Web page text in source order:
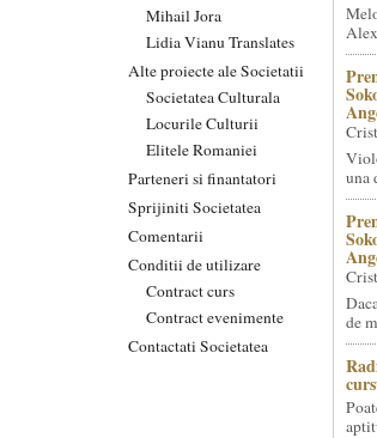
Mihail Jora
Lidia Vianu Translates
Alte proiecte ale Societatii
Societatea Culturala
Locurile Culturii
Elitele Romaniei
Parteneri si finantatori
Sprijiniti Societatea
Comentarii
Conditii de utilizare
Contract curs
Contract evenimente
Contactati Societatea
una
de